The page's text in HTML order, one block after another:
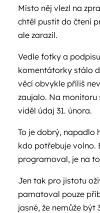
Místo něj vlezl na
chtěl pustit do čtení
ale zarazil.
Vedle fotky a
komentátorky stálo
věcí obvykle příliš
zaujalo. Na monitoru
viděl údaj 31. února.
To je dobrý, napadlo
kdo potřebuje volno.
programoval, je na
Jen tak pro jistotu
pamatoval pouze
jasné, že nemůže být